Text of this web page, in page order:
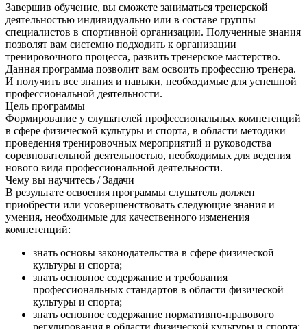
Завершив обучение, вы сможете заниматься тренерской
деятельностью индивидуально или в составе группы
специалистов в спортивной организации. Полученные знания
позволят вам системно подходить к организации
тренировочного процесса, развить тренерское мастерство.
Данная программа позволит вам освоить профессию тренера.
И получить все знания и навыки, необходимые для успешной
профессиональной деятельности.
Цель программы
Формирование у слушателей профессиональных компетенций
в сфере физической культуры и спорта, в области методики
проведения тренировочных мероприятий и руководства
соревновательной деятельностью, необходимых для ведения
нового вида профессиональной деятельности.
Чему вы научитесь / Задачи
В результате освоения программы слушатель должен
приобрести или усовершенствовать следующие знания и
умения, необходимые для качественного изменения
компетенций:
знать основы законодательства в сфере физической
культуры и спорта;
знать основное содержание и требования
профессиональных стандартов в области физической
культуры и спорта;
знать основное содержание нормативно-правового
регулирования в области физической культуры и спорта;